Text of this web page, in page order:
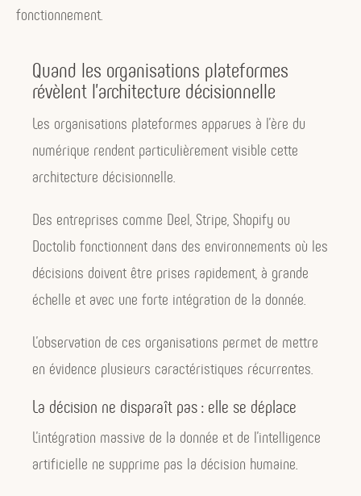
fonctionnement.
Quand les organisations plateformes
révèlent l’architecture décisionnelle
Les organisations plateformes apparues à l’ère du
numérique rendent particulièrement visible cette
architecture décisionnelle.
Des entreprises comme Deel, Stripe, Shopify ou
Doctolib fonctionnent dans des environnements où les
décisions doivent être prises rapidement, à grande
échelle et avec une forte intégration de la donnée.
L’observation de ces organisations permet de mettre
en évidence plusieurs caractéristiques récurrentes.
La décision ne disparaît pas : elle se déplace
L’intégration massive de la donnée et de l’intelligence
artificielle ne supprime pas la décision humaine.